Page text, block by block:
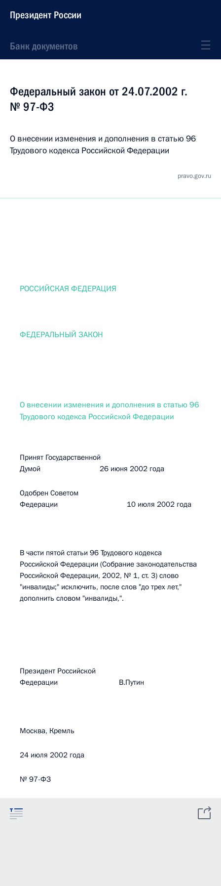
Президент России
Банк документов
Федеральный закон от 24.07.2002 г.
№ 97-ФЗ
О внесении изменения и дополнения в статью 96
Трудового кодекса Российской Федерации
pravo.gov.ru
РОССИЙСКАЯ ФЕДЕРАЦИЯ
ФЕДЕРАЛЬНЫЙ ЗАКОН
О внесении изменения и дополнения в статью 96
Трудового кодекса Российской Федерации
Принят Государственной
Думой 26 июня 2002 года
Одобрен Советом
Федерации 10 июля 2002 года
В части пятой статьи 96 Трудового кодекса
Российской Федерации (Собрание законодательства
Российской Федерации, 2002, № 1, ст. 3) слово
"инвалиды;" исключить, после слов "до трех лет,"
дополнить словом "инвалиды,".
Президент Российской
Федерации В.Путин
Москва, Кремль
24 июля 2002 года
№ 97-ФЗ